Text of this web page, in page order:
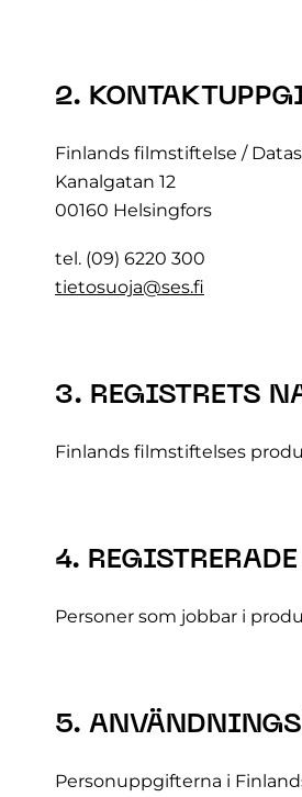
2.
Finlands filmstiftelse /
Kanalgatan 12
00160 Helsingfors
tel. (09) 6220 300
tietosuoja@ses.fi
3. REGISTRETS
Finlands filmstiftelses
4. REGISTRERADE
Personer som jobbar i
5.
Personuppgifterna i